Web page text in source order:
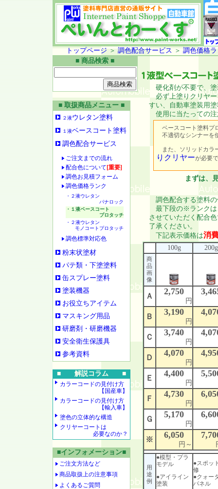
トップページ ＞ 調色配合サービス ＞ 調色価格
■ 商品検索 ■
■ 取扱商品メニュー ■
２液ウレタン塗料
１液ベースコート塗料
調色配合サービス
ご注文までの流れ
配合色について [重要]
調色お見積フォーム
調色価格ランク
・２液ウレタン
パナロック
・１液ベースコート
プロタッチ
・２液ウレタン
モノコートプロタッチ
調色標準対応色
粉末状塗材
パテ類・下塗塗料
缶スプレー塗料
塗装機器
お役立ちアイテム
マスキング用品
研磨剤・研磨機器
安全衛生保護具
参考資料
■ 解説コラム ■
カラーコードの見付け方
【国産車】
カラーコードの見付け方
【輸入車】
塗色の立体的な構造
クリヤーコートは
必要なのか？
■インフォメーション■
ご注文方法など
商品取扱上の注意事項
よくあるご質問
硬化剤が不要で、塗
必ず上塗りクリヤー
すい、自動車塗装用
使用に当たっての注
ベースコート塗料プ
不適切なシンナーを
また、ソリッドカラ
りクリヤーが必要
まずは、
調色配合する塗料の
最下段の※ランクは
させていただく配合
了承ください。
下記表示価格は消
100g 200g
商
品
画
像
Ａ 2,750
円
Ｂ 3,190
円
Ｃ 3,740
円
Ｄ 4,070
円
Ｅ 4,400
円
Ｆ 4,730
円
Ｇ 5,170
円
※ 6,050
円～
用
途
例
●模型・プラ
モデル
●アイライン
塗装
●スポッ
修
●クォー
パネル